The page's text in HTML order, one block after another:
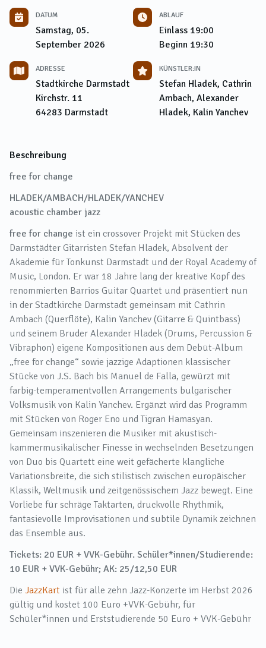
DATUM
Samstag, 05.
September 2026
ABLAUF
Einlass 19:00
Beginn 19:30
ADRESSE
Stadtkirche Darmstadt
Kirchstr. 11
64283 Darmstadt
KÜNSTLER:IN
Stefan Hladek, Cathrin
Ambach, Alexander
Hladek, Kalin Yanchev
Beschreibung
free for change
HLADEK/AMBACH/HLADEK/YANCHEV
acoustic chamber jazz
free for change ist ein crossover Projekt mit Stücken des
Darmstädter Gitarristen Stefan Hladek, Absolvent der
Akademie für Tonkunst Darmstadt und der Royal Academy of
Music, London. Er war 18 Jahre lang der kreative Kopf des
renommierten Barrios Guitar Quartet und präsentiert nun
in der Stadtkirche Darmstadt gemeinsam mit Cathrin
Ambach (Querflöte), Kalin Yanchev (Gitarre & Quintbass)
und seinem Bruder Alexander Hladek (Drums, Percussion &
Vibraphon) eigene Kompositionen aus dem Debüt-Album
„free for change“ sowie jazzige Adaptionen klassischer
Stücke von J.S. Bach bis Manuel de Falla, gewürzt mit
farbig-temperamentvollen Arrangements bulgarischer
Volksmusik von Kalin Yanchev. Ergänzt wird das Programm
mit Stücken von Roger Eno und Tigran Hamasyan.
Gemeinsam inszenieren die Musiker mit akustisch-
kammermusikalischer Finesse in wechselnden Besetzungen
von Duo bis Quartett eine weit gefächerte klangliche
Variationsbreite, die sich stilistisch zwischen europäischer
Klassik, Weltmusik und zeitgenössischem Jazz bewegt. Eine
Vorliebe für schräge Taktarten, druckvolle Rhythmik,
fantasievolle Improvisationen und subtile Dynamik zeichnen
das Ensemble aus.
Tickets: 20 EUR + VVK-Gebühr. Schüler*innen/Studierende:
10 EUR + VVK-Gebühr; AK: 25/12,50 EUR
Die JazzKart ist für alle zehn Jazz-Konzerte im Herbst 2026
gültig und kostet 100 Euro +VVK-Gebühr, für
Schüler*innen und Erststudierende 50 Euro + VVK-Gebühr